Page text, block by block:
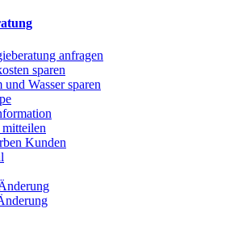
anfragen
sparen
und Wasser sparen
mitteilen
Kunden